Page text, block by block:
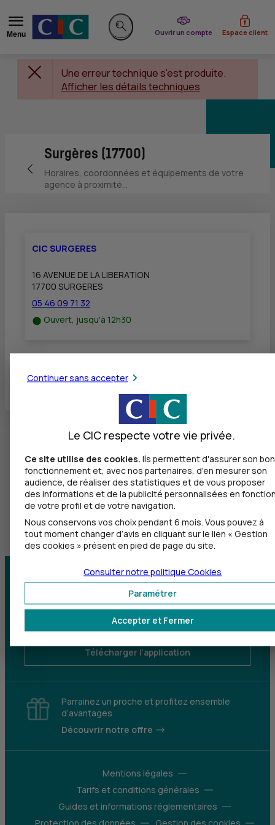
Menu
Rechercher sur le site
Ouvrir un compte
du CIC Espace client
Une erreur technique s'est produite.
Afficher les détails techniques
Retour vers la page précédente
Surgères (17700)
Horaires, coordonnées et équipements de votre
agence à proximité...
CIC SURGERES
16 AVENUE DE LA LIBERATION
17700 SURGERES
05 46 09 71 32
Ouvert, jusqu'à 12h30
Toutes les localités
Centre d'aide Trouver une agence
Sourds et
Télécharger l'application
Parrainez un proche et profitez ensemble
d’avantages
Découvrir notre offre
Mentions légales
Tarifs et conditions générales
Guides et informations réglementaires
Continuer sans accepter
Le CIC respecte votre vie privée.
Ce site utilise des cookies. Ils permettent d'assurer son bon
fonctionnement et, avec nos partenaires, d'en mesurer son
audience, de réaliser des statistiques et de vous proposer
des informations et de la publicité personnalisées en
de votre profil et de votre navigation.
Nous conservons vos choix pendant 6 mois. Vous pouvez à
tout moment changer d’avis en cliquant sur le lien « Gestion
des cookies » présent en pied de page du site.
Accepter et Fermer
Paramétrer
Consulter notre politique Cookies